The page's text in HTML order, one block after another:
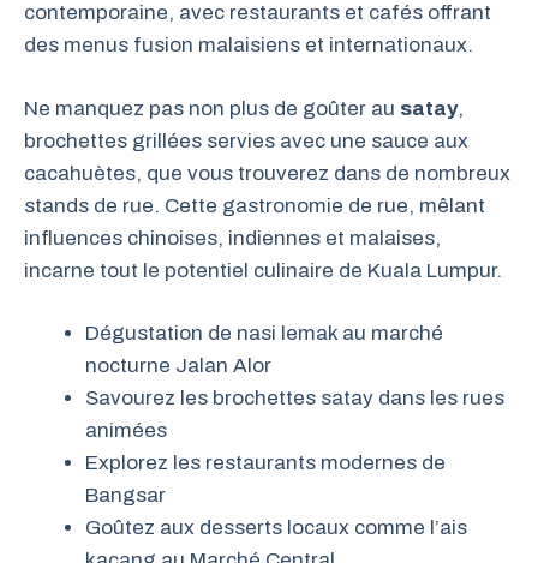
contemporaine, avec restaurants et cafés offrant
des menus fusion malaisiens et internationaux.
Ne manquez pas non plus de goûter au satay,
brochettes grillées servies avec une sauce aux
cacahuètes, que vous trouverez dans de nombreux
stands de rue. Cette gastronomie de rue, mêlant
influences chinoises, indiennes et malaises,
incarne tout le potentiel culinaire de Kuala Lumpur.
Dégustation de nasi lemak au marché
nocturne Jalan Alor
Savourez les brochettes satay dans les rues
animées
Explorez les restaurants modernes de
Bangsar
Goûtez aux desserts locaux comme l’ais